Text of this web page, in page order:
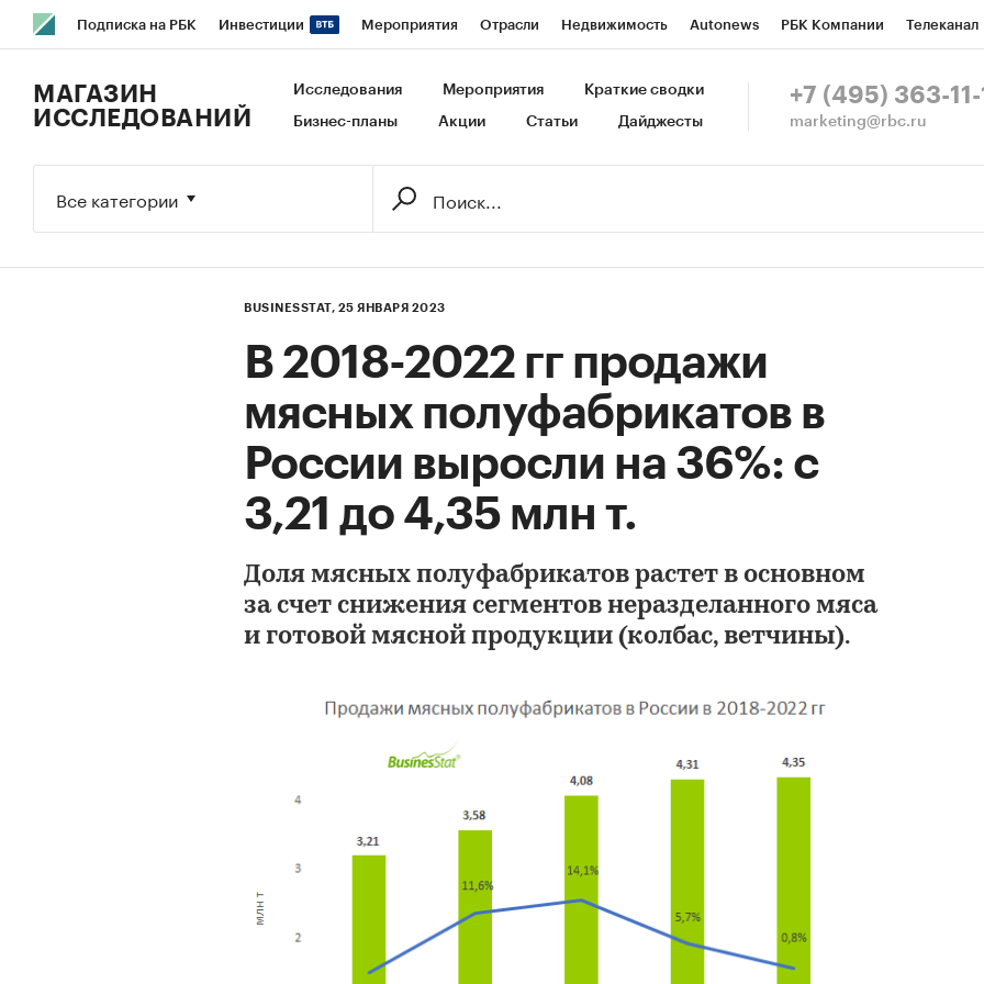
Подписка на РБК Инвестиции Мероприятия Отрасли Недвижимость Autonews РБК Компании Телеканал
Исследования Кредитные рейтинги Франшизы Газета Спецпроекты СПб Конференции СПб Спецпроекты
МАГАЗИН
ИССЛЕДОВАНИЙ
Исследования Мероприятия Краткие сводки
Бизнес-планы Акции Статьи Дайджесты
+7 (495) 363-11-
marketing@rbc.ru
Все категории
BUSINESSTAT, 25 ЯНВАРЯ 2023
В 2018-2022 гг продажи
мясных полуфабрикатов в
России выросли на 36%: с
3,21 до 4,35 млн т.
Доля мясных полуфабрикатов растет в основном
за счет снижения сегментов неразделанного мяса
и готовой мясной продукции (колбас, ветчины).